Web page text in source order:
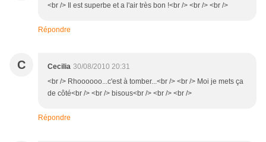
<br /> Il est superbe et a l'air très bon !<br /> <br /> <br />
Répondre
C Cecilia 30/08/2010 20:31
<br /> Rhoooooo...c'est à tomber...<br /> <br /> Moi je mets ça
de côté<br /> <br /> bisous<br /> <br /> <br />
Répondre